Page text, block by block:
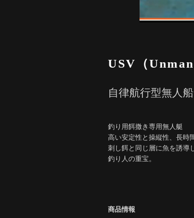
USV（
自律航行型無人
釣り用餌撒き専用無人艇
高い安定性と操縦性、長時
刺し餌と同じ層に魚を誘導
釣り人の重宝。
商品情報